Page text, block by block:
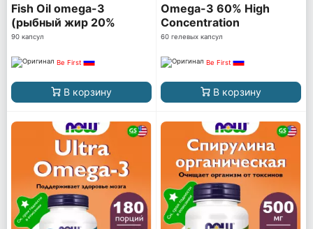
Fish Oil omega-3
(рыбный жир 20%
ПНЖК)
90 капсул
Be First
В корзину
Omega-3 60% High
Concentration
60 гелевых капсул
Be First
В корзину